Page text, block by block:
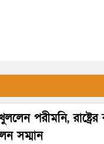
পরীমনি,
সম্মান